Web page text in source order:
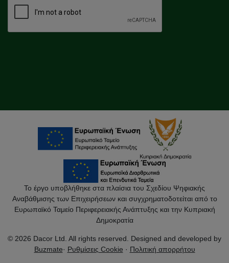
Το έργο υποβλήθηκε στα πλαίσια του Σχεδίου Ψηφιακής
Αναβάθμισης των Επιχειρήσεων και συγχρηματοδοτείται από το
Ευρωπαϊκό Ταμείο Περιφερειακής Ανάπτυξης και την Κυπριακή
Δημοκρατία
© 2026 Dacor Ltd. All rights reserved. Designed and developed by
Buzmate· Ρυθμίσεις Cookie · Πολιτική απορρήτου